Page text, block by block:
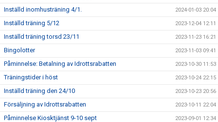
Inställd inomhusträning 4/1. 2024-01-03 20:04
Inställd träning 5/12 2023-12-04 12:11
Inställd träning torsd 23/11 2023-11-23 16:21
Bingolotter 2023-11-03 09:41
Påminnelse: Betalning av Idrottsrabatten 2023-10-30 11:53
Träningstider i höst 2023-10-24 22:15
Inställd träning den 24/10 2023-10-23 20:56
Försäljning av Idrottsrabatten 2023-10-11 22:04
Påminnelse Kiosktjänst 9-10 sept 2023-09-01 12:34